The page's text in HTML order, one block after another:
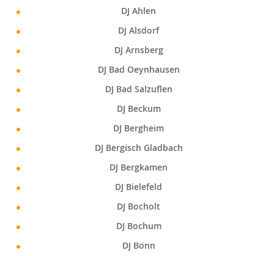
DJ Ahlen
DJ Alsdorf
DJ Arnsberg
DJ Bad Oeynhausen
DJ Bad Salzuflen
DJ Beckum
DJ Bergheim
DJ Bergisch Gladbach
DJ Bergkamen
DJ Bielefeld
DJ Bocholt
DJ Bochum
DJ Bonn